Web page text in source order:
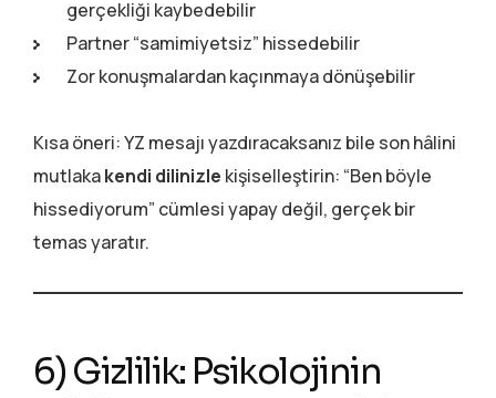
gerçekliği kaybedebilir
Partner “samimiyetsiz” hissedebilir
Zor konuşmalardan kaçınmaya dönüşebilir
Kısa öneri: YZ mesajı yazdıracaksanız bile son hâlini
mutlakakendi dilinizle kişiselleştirin: “Ben böyle
hissediyorum” cümlesi yapay değil, gerçek bir
temas yaratır.
6) Gizlilik: Psikolojinin